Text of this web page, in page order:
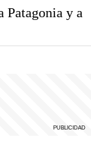
Patagonia y a